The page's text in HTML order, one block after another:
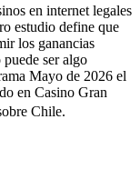
en internet legales
estudio define que
los ganancias
ser algo
Mayo de 2026 el
en Casino Gran
Chile.